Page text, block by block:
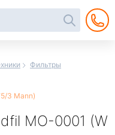
Фильтры
3 Mann)
MO-0001 (W